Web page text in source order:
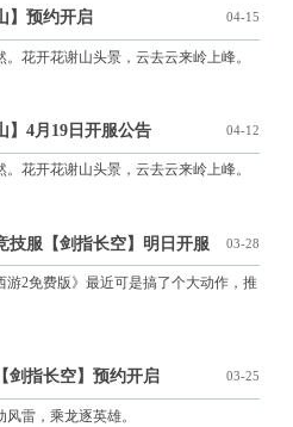
】预约开启 04-15
花开花谢山头景，云去云来岭上峰。
】4月19日开服公告 04-12
花开花谢山头景，云去云来岭上峰。
技服【剑指长空】明日开服 03-28
2免费版》最近可是搞了个大动作，推
剑指长空】预约开启 03-25
雷，乘龙逐英雄。